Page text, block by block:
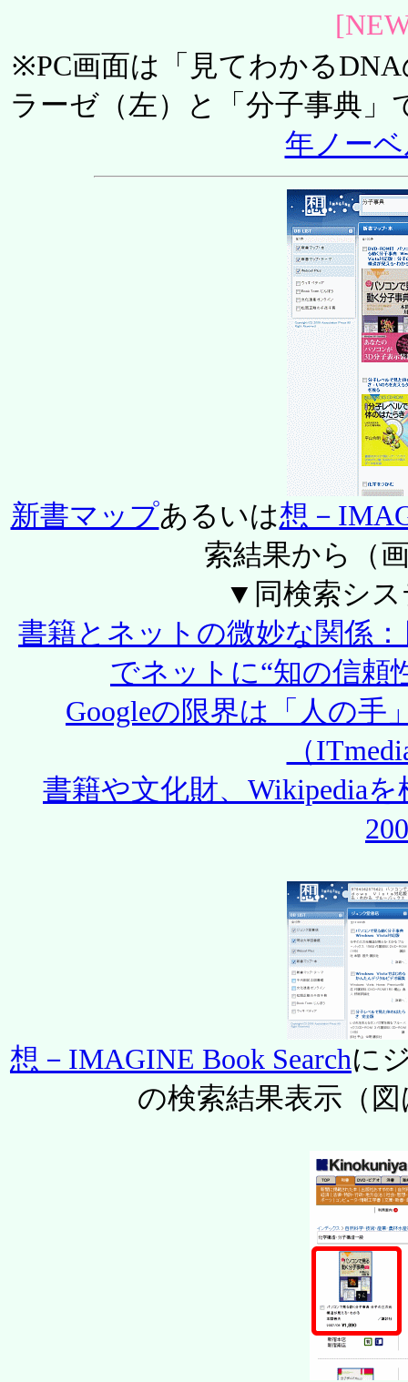
※PC画面は「見てわかる
ラーゼ（左）と「分子事典」
年ノー
新書マップあるいは想－
索結果から（
▼同検索シス
書籍とネットの微妙な関係
でネットに“知の信頼
Googleの限界は「人の
（
書籍や文化財、Wikipedia
想－IMAGINE Book Searchに
の検索結果表示（